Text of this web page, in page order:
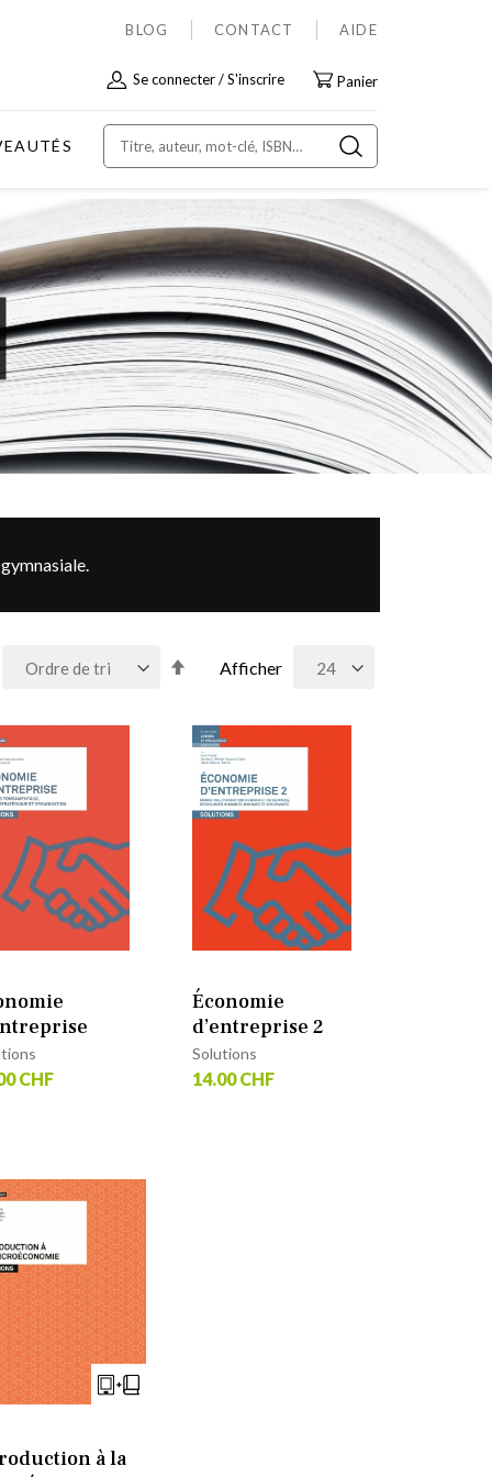
BLOG CONTACT AIDE
Allez
contenu
Se connecter S'inscrire Panier
Afficher
CHF
Économie
d’entreprise 2
Solutions
14.00 CHF
à la